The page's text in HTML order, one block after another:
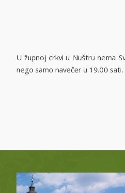
U župnoj crkvi u Nuštru nema
nego samo navečer u 19.00 sati.